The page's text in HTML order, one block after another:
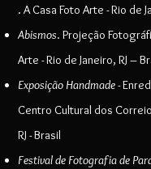
. A Casa Foto Arte - Rio de
Abismos. Projeção
Arte - Rio de Janeiro, RJ –
Exposição Handmade-
Centro Cultural dos
RJ - Brasil
Festival de Fotografia de